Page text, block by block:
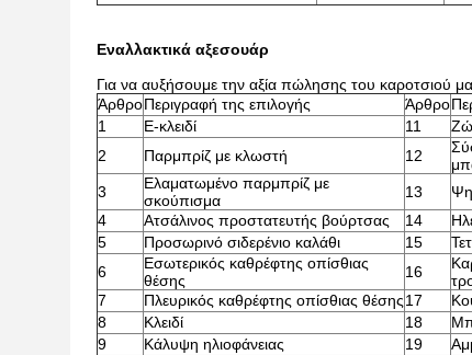
Εναλλακτικά αξεσουάρ
Για να αυξήσουμε την αξία πώλησης του καροτσιού
ΆρθροΠεριγραφή της επιλογής Άρθρο
1
Ε-κλειδί 11
2
Παρμπρίζ με κλωστή 12
3
Ελαματωμένο παρμπρίζ με
σκούπισμα
13
4
Ατσάλινος προστατευτής βούρτσας 14
5
Προσωρινό σιδερένιο καλάθι 15
6
Εσωτερικός καθρέφτης οπίσθιας
θέσης
16
7
Πλευρικός καθρέφτης οπίσθιας θέσης17
8
Κλειδί 18
9
Κάλυψη ηλιοφάνειας 19